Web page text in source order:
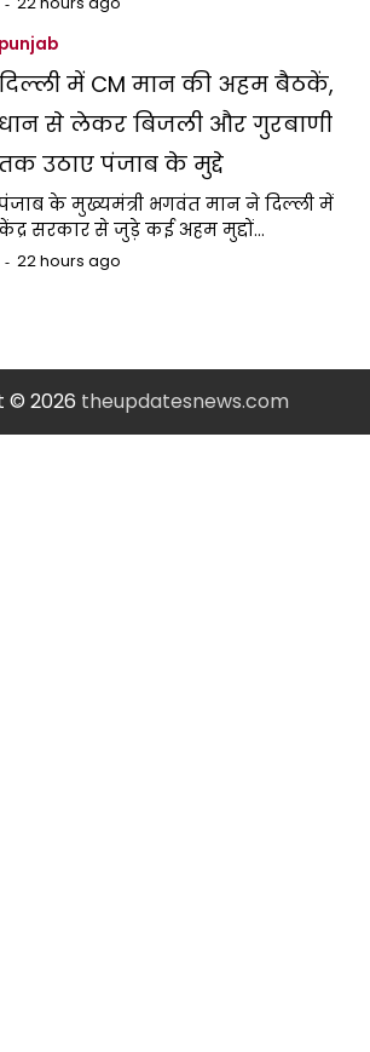
punjab
में CM मान की अहम बैठकें,
धान से लेकर बिजली और गुरबाणी
उठाए पंजाब के मुद्दे
के मुख्यमंत्री भगवंत मान ने दिल्ली में
सरकार से जुड़े कई अहम मुद्दों…
22 hours ago
© 2026 theupdatesnews.com